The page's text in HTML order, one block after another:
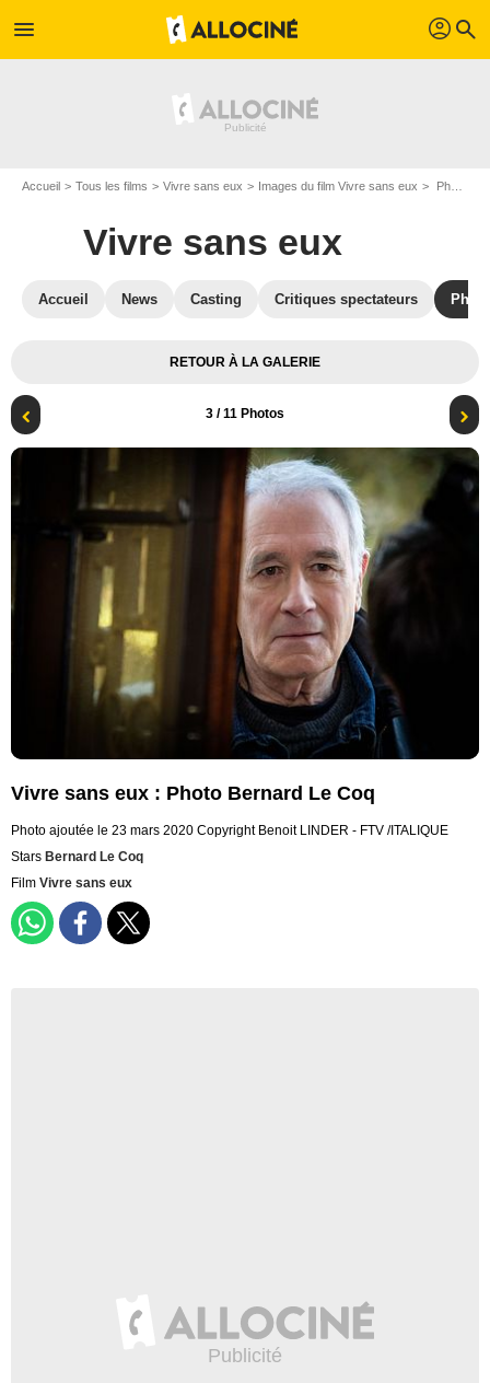
menu profil search
Accueil Tous les films Vivre sans eux Images du film Vivre sans eux Photo de Vivre sans eux - Photo 3
Vivre sans eux
Accueil News Casting Critiques spectateurs
RETOUR À LA GALERIE
3 / 11 Photos
Vivre sans eux : Photo Bernard Le Coq
Photo ajoutée le 23 mars 2020 Copyright Benoit LINDER - FTV /ITALIQUE
Stars Bernard Le Coq
Film Vivre sans eux